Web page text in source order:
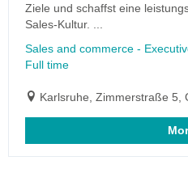
Ziele und schaffst eine
Sales-Kultur. ...
Sales and commerce -
Full time
Karlsruhe, Zimmerstraße 5,